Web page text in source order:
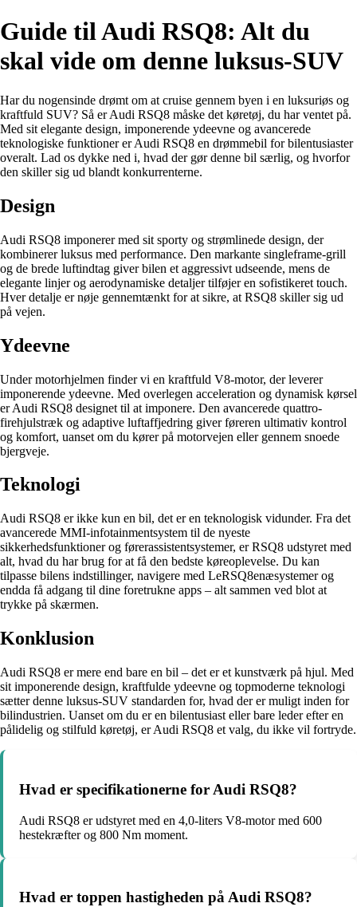
Guide til Audi RSQ8: Alt du
skal vide om denne luksus-SUV
Har du nogensinde drømt om at cruise gennem byen i en luksuriøs og
kraftfuld SUV? Så er Audi RSQ8 måske det køretøj, du har ventet på.
Med sit elegante design, imponerende ydeevne og avancerede
teknologiske funktioner er Audi RSQ8 en drømmebil for bilentusiaster
overalt. Lad os dykke ned i, hvad der gør denne bil særlig, og hvorfor
den skiller sig ud blandt konkurrenterne.
Design
Audi RSQ8 imponerer med sit sporty og strømlinede design, der
kombinerer luksus med performance. Den markante singleframe-grill
og de brede luftindtag giver bilen et aggressivt udseende, mens de
elegante linjer og aerodynamiske detaljer tilføjer en sofistikeret touch.
Hver detalje er nøje gennemtænkt for at sikre, at RSQ8 skiller sig ud
på vejen.
Ydeevne
Under motorhjelmen finder vi en kraftfuld V8-motor, der leverer
imponerende ydeevne. Med overlegen acceleration og dynamisk kørsel
er Audi RSQ8 designet til at imponere. Den avancerede quattro-
firehjulstræk og adaptive luftaffjedring giver føreren ultimativ kontrol
og komfort, uanset om du kører på motorvejen eller gennem snoede
bjergveje.
Teknologi
Audi RSQ8 er ikke kun en bil, det er en teknologisk vidunder. Fra det
avancerede MMI-infotainmentsystem til de nyeste
sikkerhedsfunktioner og førerassistentsystemer, er RSQ8 udstyret med
alt, hvad du har brug for at få den bedste køreoplevelse. Du kan
tilpasse bilens indstillinger, navigere med LeRSQ8enæsystemer og
endda få adgang til dine foretrukne apps – alt sammen ved blot at
trykke på skærmen.
Konklusion
Audi RSQ8 er mere end bare en bil – det er et kunstværk på hjul. Med
sit imponerende design, kraftfulde ydeevne og topmoderne teknologi
sætter denne luksus-SUV standarden for, hvad der er muligt inden for
bilindustrien. Uanset om du er en bilentusiast eller bare leder efter en
pålidelig og stilfuld køretøj, er Audi RSQ8 et valg, du ikke vil fortryde.
Hvad er specifikationerne for Audi RSQ8?
Audi RSQ8 er udstyret med en 4,0-liters V8-motor med 600
hestekræfter og 800 Nm moment.
Hvad er toppen hastigheden på Audi RSQ8?